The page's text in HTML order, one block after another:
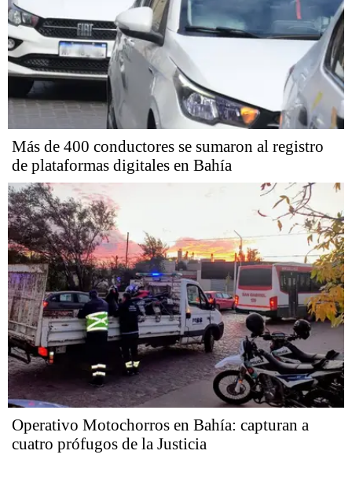
Más de 400 conductores se sumaron al registro
de plataformas digitales en Bahía
Operativo Motochorros en Bahía: capturan a
cuatro prófugos de la Justicia